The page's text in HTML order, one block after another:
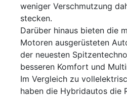
weniger Verschmutzung
stecken.
Darüber hinaus bieten die
Motoren ausgerüsteten
der neuesten
besseren Komfort und
Im Vergleich zu
haben die Hybridautos die